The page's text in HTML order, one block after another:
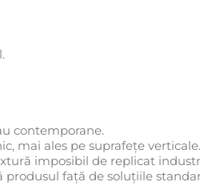
contemporane.
mai ales pe suprafețe verticale.
imposibil de replicat
față de soluțiile